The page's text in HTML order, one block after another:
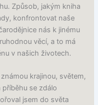
Způsob, jakým kniha
konfrontovat naše
nás k jinému
věcí, a to má
v našich životech.
krajinou, světem,
se zdálo
jsem do světa